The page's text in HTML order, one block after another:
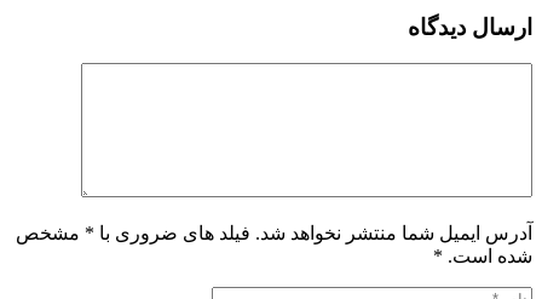
ارسال دیدگاه
آدرس ایمیل شما منتشر نخواهد شد. فیلد های ضروری با * مشخص
شده است. *